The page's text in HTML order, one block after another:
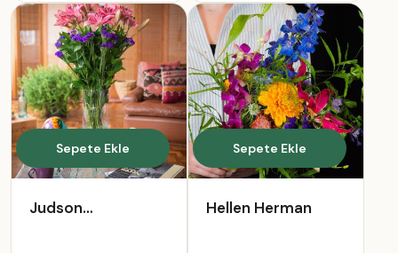
Sepete Ekle
Judson
Sepete Ekle
Hellen Herman